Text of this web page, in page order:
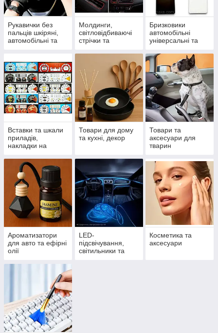
Рукавички без
пальців шкіряні,
автомобільні та
Молдинги,
світловідбиваючі
стрічки та
Бризковики
автомобільні
універсальні та
Вставки та шкали
приладів,
накладки на
Товари для дому
та кухні, декор
Товари та
аксесуари для
тварин
Ароматизатори
для авто та ефірні
олії
LED-
підсвічування,
світильники та
Косметика та
аксесуари